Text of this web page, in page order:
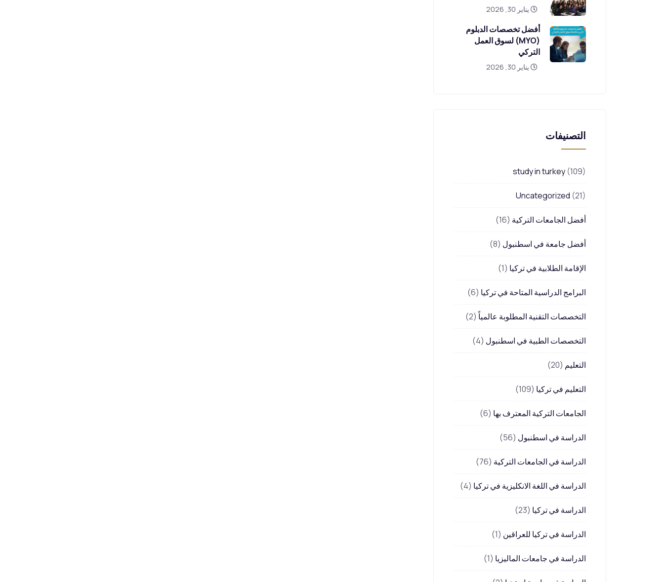
يناير 30, 2026
أفضل تخصصات الدبلوم
(MYO) لسوق العمل
التركي
يناير 30, 2026
التصنيفات
study in turkey (109)
Uncategorized (21)
أفضل الجامعات التركية (16)
أفضل جامعة في اسطنبول (8)
الإقامة الطلابية في تركيا (1)
البرامج الدراسية المتاحة في تركيا (6)
التخصصات التقنية المطلوبة عالمياً(2)
التخصصات الطبية في اسطنبول (4)
التعليم (20)
التعليم في تركيا (109)
الجامعات التركية المعترف بها (6)
الدراسة في اسطنبول (56)
الدراسة في الجامعات التركية (76)
الدراسة في اللغة الانكليزية في تركيا (4)
الدراسة في تركيا (23)
الدراسة في تركيا للعراقين (1)
الدراسة في جامعات الماليزيا (1)